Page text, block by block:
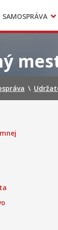
SAMOSPRÁVA
Oznamy
Mladí BB
Head of
\